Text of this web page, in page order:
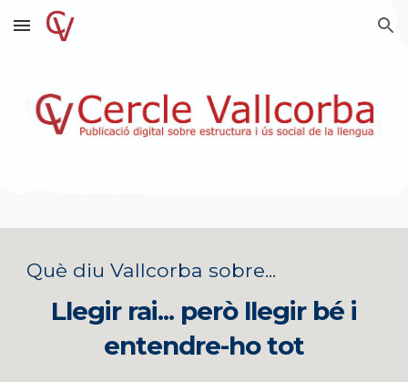
Skip to main content Skip to navigation
Què diu Vallcorba sobre...
Llegir rai... però llegir bé i
entendre-ho tot